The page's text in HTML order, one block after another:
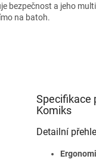
bezpečnost a jeho
na batoh.
Specifikace
Komiks
Detailní